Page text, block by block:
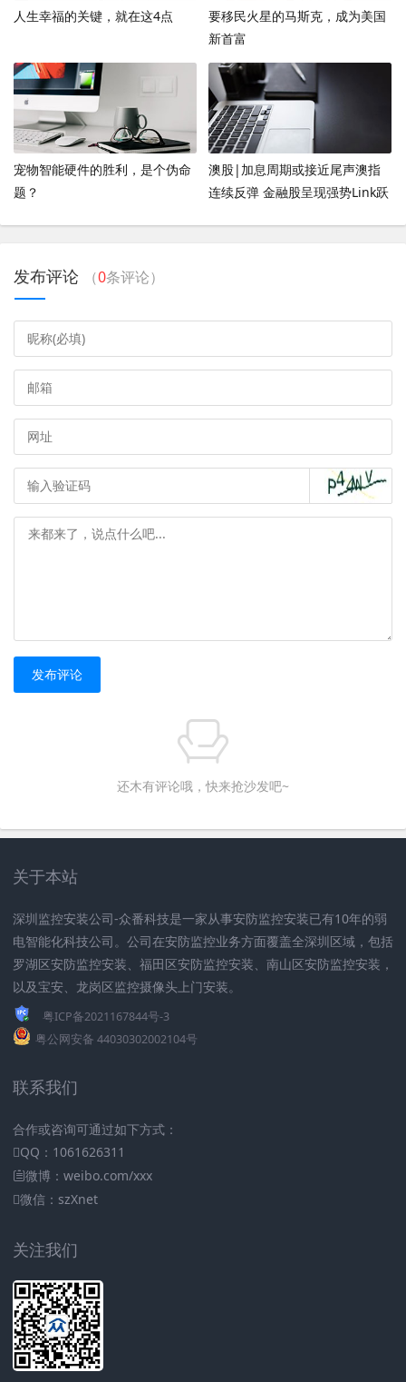
人生幸福的关键，就在这4点
要移民火星的马斯克，成为美国
新首富
宠物智能硬件的胜利，是个伪命
题？
澳股|加息周期或接近尾声澳指
连续反弹 金融股呈现强势Link跃
发布评论 （0条评论）
发布评论
还木有评论哦，快来抢沙发吧~
关于本站
深圳监控安装公司-众番科技是一家从事安防监控安装已有10年的弱
电智能化科技公司。公司在安防监控业务方面覆盖全深圳区域，包括
罗湖区安防监控安装、福田区安防监控安装、南山区安防监控安装，
以及宝安、龙岗区监控摄像头上门安装。
粤ICP备2021167844号-3
粤公网安备 44030302002104号
联系我们
合作或咨询可通过如下方式：
QQ：1061626311
微博：weibo.com/xxx
微信：szXnet
关注我们